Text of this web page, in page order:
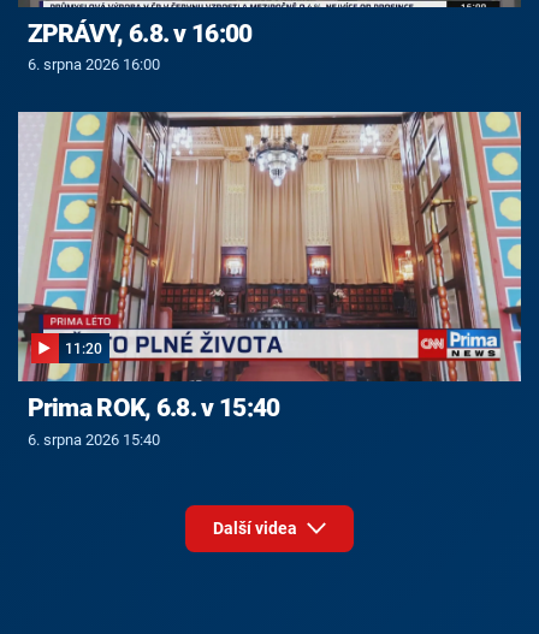
ZPRÁVY, 6.8. v 16:00
6. srpna 2026 16:00
11:20
Prima ROK, 6.8. v 15:40
6. srpna 2026 15:40
Další videa